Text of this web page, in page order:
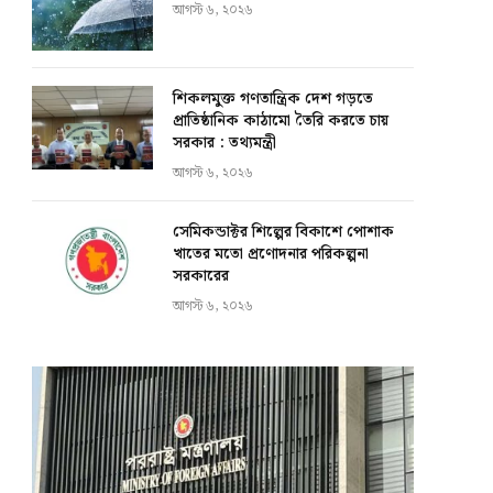
আগস্ট ৬, ২০২৬
শিকলমুক্ত গণতান্ত্রিক দেশ গড়তে
প্রাতিষ্ঠানিক কাঠামো তৈরি করতে চায়
সরকার : তথ্যমন্ত্রী
আগস্ট ৬, ২০২৬
সেমিকন্ডাক্টর শিল্পের বিকাশে পোশাক
খাতের মতো প্রণোদনার পরিকল্পনা
সরকারের
আগস্ট ৬, ২০২৬